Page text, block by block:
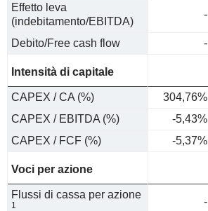
Effetto leva
(indebitamento/EBITDA)
-
Debito/Free cash flow -
Intensità di capitale
CAPEX / CA (%) 304,76%
CAPEX / EBITDA (%)
-5,43%
CAPEX / FCF (%)
-5,37%
Voci per azione
Flussi di cassa per azione
1 -